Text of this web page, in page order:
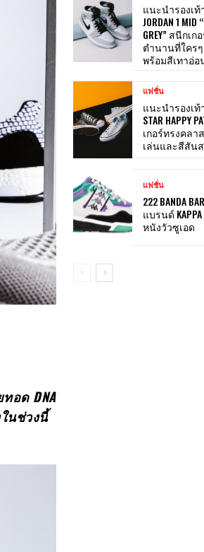
ทอด DNA
นช่วงนี้
แนะนำรองเท้า
JORDAN 1 MID
GREY” สนีกเ
ตำนานที่ใคร
พร้อมสีเทาอ่อ
แฟชั่น
แนะนำรองเท้า
STAR HAPPY
เกอร์ทรงคล
เล่นและสีสัน
แฟชั่น
222 BANDA
แบรนด์
หนังวัวซูเอด